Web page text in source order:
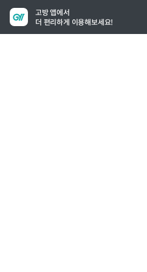
고방 앱에서
더 편리하게 이용해보세요!